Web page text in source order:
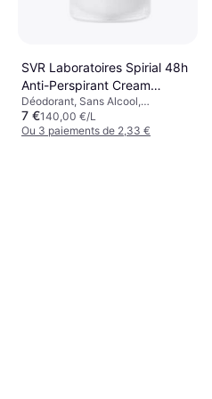
SVR Laboratoires Spirial 48h
Anti-Perspirant Cream
Deodorant, Multi-Zone 50ml
Déodorant, Sans Alcool,
Antitranspirant
7 €140,00 €/L
Ou 3 paiements de 2,33 €